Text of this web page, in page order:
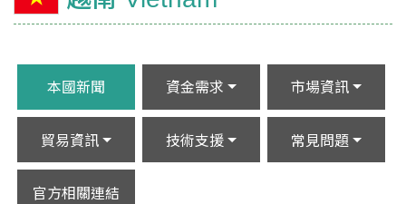
本國新聞 資金需求 市場資訊
貿易資訊 技術支援 常見問題
官方相關連結